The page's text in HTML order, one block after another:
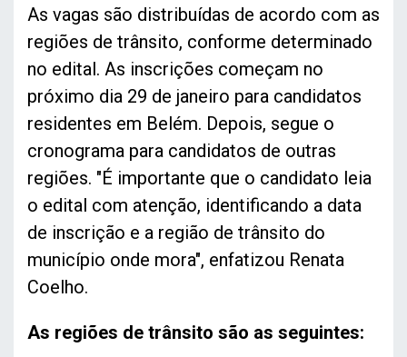
As vagas são distribuídas de acordo com as
regiões de trânsito, conforme determinado
no edital. As inscrições começam no
próximo dia 29 de janeiro para candidatos
residentes em Belém. Depois, segue o
cronograma para candidatos de outras
regiões. "É importante que o candidato leia
o edital com atenção, identificando a data
de inscrição e a região de trânsito do
município onde mora", enfatizou Renata
Coelho.
As regiões de trânsito são as seguintes: